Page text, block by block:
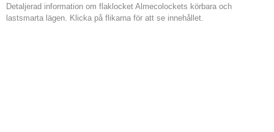
Detaljerad information om flaklocket Almecolockets körbara och
lastsmarta lägen. Klicka på flikarna för att se innehållet.